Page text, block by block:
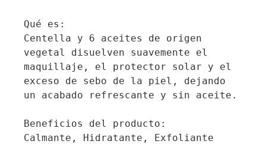
Qué es:
Centella y 6 aceites de origen
vegetal disuelven suavemente el
maquillaje, el protector solar y el
exceso de sebo de la piel, dejando
un acabado refrescante y sin aceite.
Beneficios del producto:
Calmante, Hidratante, Exfoliante